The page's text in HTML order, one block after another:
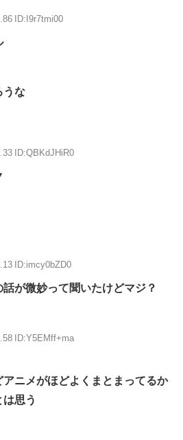
ID:I9r7tmi00
うな
ID:QBKdJHiR0
ID:imcy0bZD0
が微妙って聞いたけどマジ？
ID:Y5EMff+ma
ニメがほどよくまとまってるか
思う